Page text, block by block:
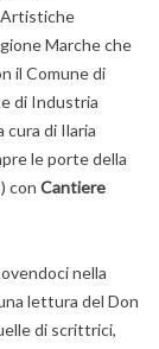
Artistiche
Marche che
il Comune di
di Industria
di Ilaria
le porte della
con Cantiere
nella
lettura del Don
di scrittrici,